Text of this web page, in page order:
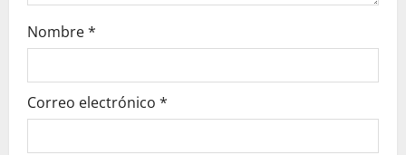
Nombre*
Correo electrónico *